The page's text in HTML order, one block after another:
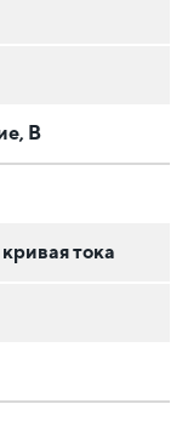
В
тока